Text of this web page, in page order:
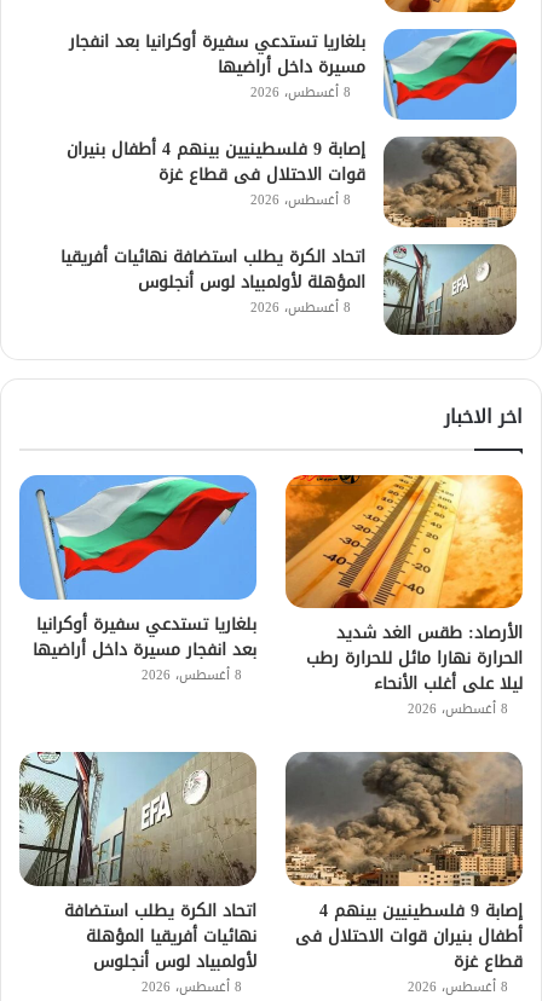
بلغاريا تستدعي سفيرة أوكرانيا بعد انفجار
مسيرة داخل أراضيها
8 أغسطس، 2026
إصابة 9 فلسطينيين بينهم 4 أطفال بنيران
قوات الاحتلال فى قطاع غزة
8 أغسطس، 2026
اتحاد الكرة يطلب استضافة نهائيات أفريقيا
المؤهلة لأولمبياد لوس أنجلوس
8 أغسطس، 2026
اخر الاخبار
الأرصاد: طقس الغد شديد
الحرارة نهارا مائل للحرارة رطب
ليلا على أغلب الأنحاء
8 أغسطس، 2026
بلغاريا تستدعي سفيرة أوكرانيا
بعد انفجار مسيرة داخل أراضيها
8 أغسطس، 2026
إصابة 9 فلسطينيين بينهم 4
أطفال بنيران قوات الاحتلال فى
قطاع غزة
8 أغسطس، 2026
اتحاد الكرة يطلب استضافة
نهائيات أفريقيا المؤهلة
لأولمبياد لوس أنجلوس
8 أغسطس، 2026